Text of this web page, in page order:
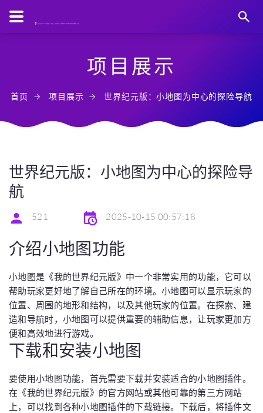
项目展示
首页 项目展示 世界纪元版：小地图为中心的探险导航
世界纪元版：小地图为中心的探险导
航
521 2025-10-15 00:57:18
介绍小地图功能
小地图是《我的世界纪元版》中一个非常实用的功能，它可以
帮助玩家更好地了解自己所在的环境。小地图可以显示玩家的
位置、周围的地形和结构，以及其他玩家的位置。在探索、建
造和导航时，小地图可以提供重要的辅助信息，让玩家更加方
便和高效地进行游戏。
下载和安装小地图
要使用小地图功能，首先需要下载并安装适合的小地图插件。
在《我的世界纪元版》的官方网站或其他可靠的第三方网站
上，可以找到各种小地图插件的下载链接。下载后，将插件文